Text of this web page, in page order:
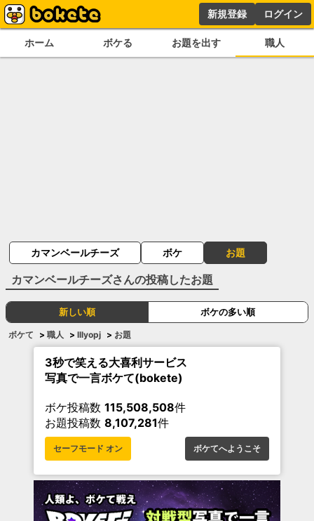
新規登録 ログイン
ホーム ボケる お題を出す 職人
カマンベールチーズ ボケ お題
カマンベールチーズさんの投稿したお題
新しい順 ボケの多い順
ボケて > 職人 > lllyopj > お題
3秒で笑える大喜利サービス
写真で一言ボケて(bokete)
ボケ投稿数 115,508,508件
お題投稿数 8,107,281件
セーフモード オン ボケてへようこそ